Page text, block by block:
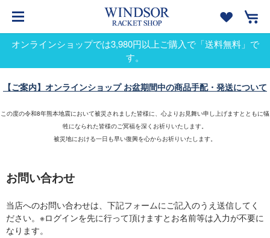
オンラインショップでは3,980円以上ご購入で「送料無料」で
す。
【ご案内】オンラインショップ お盆期間中の商品手配・発送について
この度の令和8年熊本地震において被災されました皆様に、心よりお見舞い申し上げますとともに犠
牲になられた皆様のご冥福を深くお祈りいたします。
被災地における一日も早い復興を心からお祈りいたします。
お問い合わせ
当店へのお問い合わせは、下記フォームにご記入のうえ送信してく
ださい。※ログインを先に行って頂けますとお名前等は入力が不要に
なります。